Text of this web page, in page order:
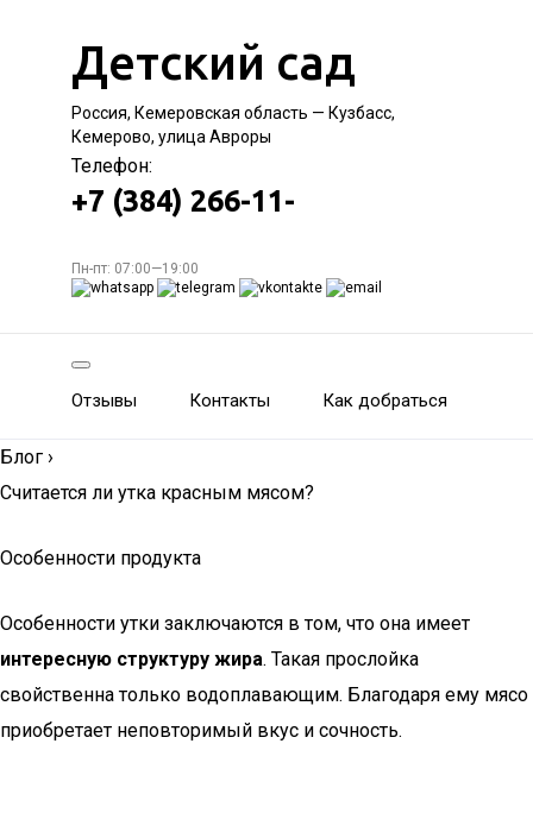
Детский сад
Россия, Кемеровская область — Кузбасс,
Кемерово, улица Авроры
Телефон:
+7 (384) 266-11-
Пн-пт: 07:00—19:00
Отзывы Контакты Как добраться
Блог ›
Считается ли утка красным мясом?
Особенности продукта
Особенности утки заключаются в том, что она имеет
интересную структуру жира. Такая прослойка
свойственна только водоплавающим. Благодаря ему мясо
приобретает неповторимый вкус и сочность.